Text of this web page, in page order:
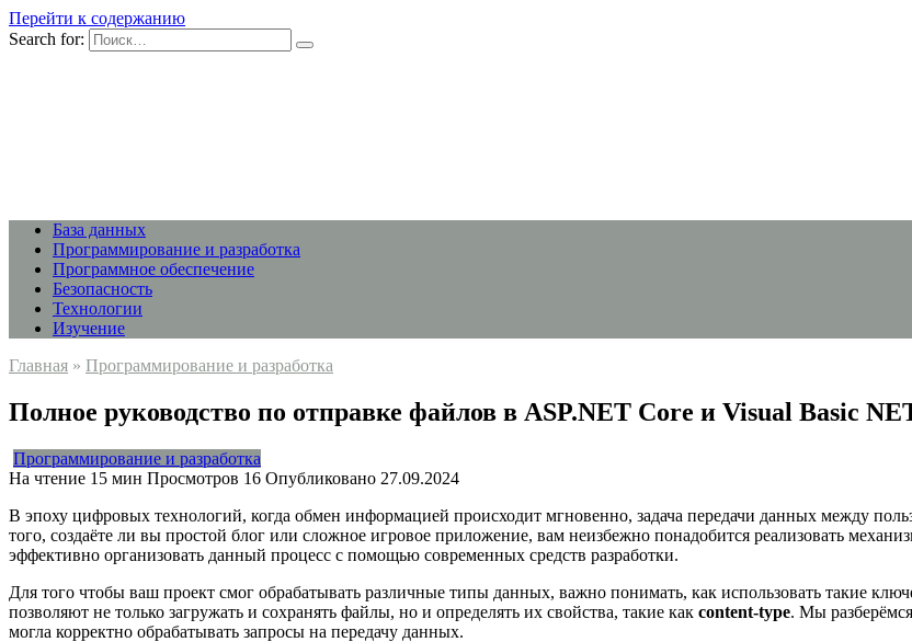
Перейти к содержанию
Search for:
База данных
Программирование и разработка
Программное обеспечение
Безопасность
Технологии
Изучение
Главная » Программирование и разработка
Полное руководство по отправке файлов в ASP.NET Core и Visual Basic
Программирование и разработка
На чтение 15 мин Просмотров 16 Опубликовано 27.09.2024
В эпоху цифровых технологий, когда обмен информацией происходит мгновенно, задача передачи данных между
того, создаёте ли вы простой блог или сложное игровое приложение, вам неизбежно понадобится реализовать
эффективно организовать данный процесс с помощью современных средств разработки.
Для того чтобы ваш проект смог обрабатывать различные типы данных, важно понимать, как использовать такие
позволяют не только загружать и сохранять файлы, но и определять их свойства, такие как content-type. Мы
могла корректно обрабатывать запросы на передачу данных.